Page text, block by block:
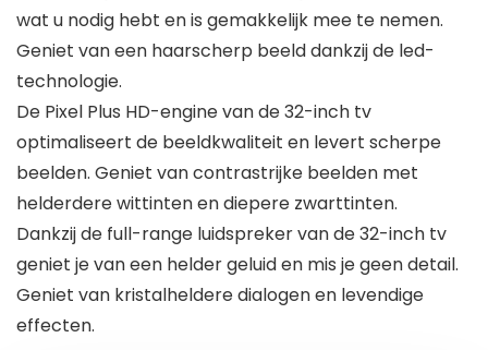
wat u nodig hebt en is gemakkelijk mee te nemen.
Geniet van een haarscherp beeld dankzij de led-
technologie.
De Pixel Plus HD-engine van de 32-inch tv
optimaliseert de beeldkwaliteit en levert scherpe
beelden. Geniet van contrastrijke beelden met
helderdere wittinten en diepere zwarttinten.
Dankzij de full-range luidspreker van de 32-inch tv
geniet je van een helder geluid en mis je geen detail.
Geniet van kristalheldere dialogen en levendige
effecten.